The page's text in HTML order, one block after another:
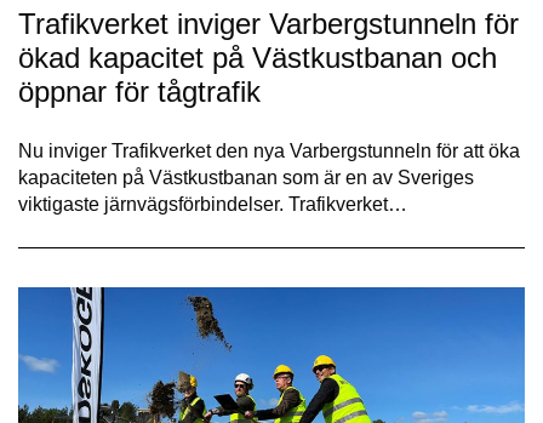
Trafikverket inviger Varbergstunneln för
ökad kapacitet på Västkustbanan och
öppnar för tågtrafik
Nu inviger Trafikverket den nya Varbergstunneln för att öka
kapaciteten på Västkustbanan som är en av Sveriges
viktigaste järnvägsförbindelser. Trafikverket…